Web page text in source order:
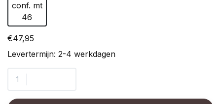
conf. mt
46
€47,95
Levertermijn: 2-4 werkdagen